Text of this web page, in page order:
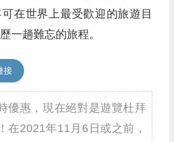
在世界上最受歡迎的旅遊目
一趟難忘的旅程。
接
優惠，現在絕對是遊覽杜拜
在2021年11月6日或之前，